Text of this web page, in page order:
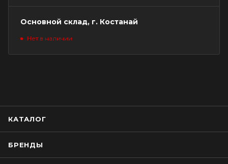
Основной склад, г. Костанай
Нет в наличии
КАТАЛОГ
БРЕНДЫ